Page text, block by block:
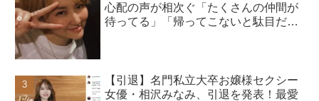
心配の声が相次ぐ「たくさんの仲間が
待ってる」「帰ってこないと駄目だ
【引退】名門私立大卒お嬢様セクシー
女優・相沢みなみ、引退を発表！最愛